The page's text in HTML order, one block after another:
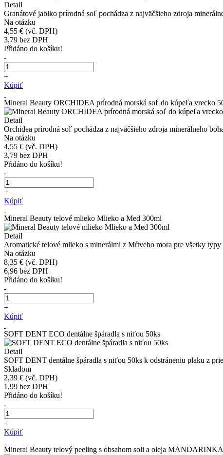
Detail
Granátové jablko prírodná soľ pochádza z najväčšieho zdroja
Na otázku
4,55 € (vč. DPH)
3,79 bez DPH
Přidáno do košíku!
-
+
Kúpiť
Mineral Beauty ORCHIDEA prírodná morská soľ do kúpeľa vrecko
Detail
Orchidea prírodná soľ pochádza z najväčšieho zdroja minerálneho
Na otázku
4,55 € (vč. DPH)
3,79 bez DPH
Přidáno do košíku!
-
+
Kúpiť
Mineral Beauty telové mlieko Mlieko a Med 300ml
Detail
Aromatické telové mlieko s minerálmi z Mŕtveho mora pre všetky
Na otázku
8,35 € (vč. DPH)
6,96 bez DPH
Přidáno do košíku!
-
+
Kúpiť
SOFT DENT ECO dentálne špáradla s niťou 50ks
Detail
SOFT DENT dentálne špáradla s niťou 50ks k odstráneniu plaku z
Skladom
2,39 € (vč. DPH)
1,99 bez DPH
Přidáno do košíku!
-
+
Kúpiť
Mineral Beauty telový peeling s obsahom soli a oleja